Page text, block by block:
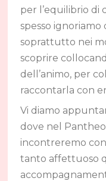
per l’equilibrio di
spesso ignoriamo
soprattutto nei
scoprire
dell’animo, per
raccontarla con
Vi diamo
dove nel
incontreremo con
tanto affettuoso